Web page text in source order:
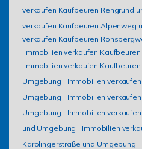
verkaufen Kaufbeuren Rehgrund
verkaufen Kaufbeuren Alpenweg
verkaufen Kaufbeuren
Immobilien verkaufen
Immobilien verkaufen
Umgebung
Immobilien
Umgebung
Immobilien
Umgebung
Immobilien
und Umgebung
Immobilien
Karolingerstraße und Umgebung